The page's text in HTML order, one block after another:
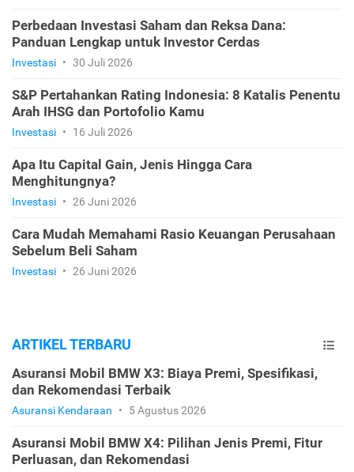
Perbedaan Investasi Saham dan Reksa Dana:
Panduan Lengkap untuk Investor Cerdas
Investasi • 30 Juli 2026
S&P Pertahankan Rating Indonesia: 8 Katalis Penentu
Arah IHSG dan Portofolio Kamu
Investasi • 16 Juli 2026
Apa Itu Capital Gain, Jenis Hingga Cara
Menghitungnya?
Investasi • 26 Juni 2026
Cara Mudah Memahami Rasio Keuangan Perusahaan
Sebelum Beli Saham
Investasi • 26 Juni 2026
ARTIKEL TERBARU
Asuransi Mobil BMW X3: Biaya Premi, Spesifikasi,
dan Rekomendasi Terbaik
Asuransi Kendaraan • 5 Agustus 2026
Asuransi Mobil BMW X4: Pilihan Jenis Premi, Fitur
Perluasan, dan Rekomendasi